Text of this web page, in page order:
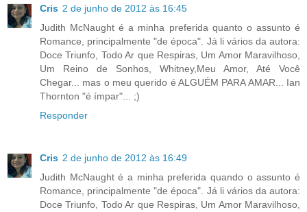
Cris 2 de junho de 2012 às 16:45
Judith McNaught é a minha preferida quanto o assunto é
Romance, principalmente "de época". Já li vários da autora:
Doce Triunfo, Todo Ar que Respiras, Um Amor Maravilhoso,
Um Reino de Sonhos, Whitney,Meu Amor, Até Você
Chegar... mas o meu querido é ALGUÉM PARA AMAR... Ian
Thornton "é ímpar"... ;)
Responder
Cris 2 de junho de 2012 às 16:49
Judith McNaught é a minha preferida quando o assunto é
Romance, principalmente "de época". Já li vários da autora:
Doce Triunfo, Todo Ar que Respiras, Um Amor Maravilhoso,